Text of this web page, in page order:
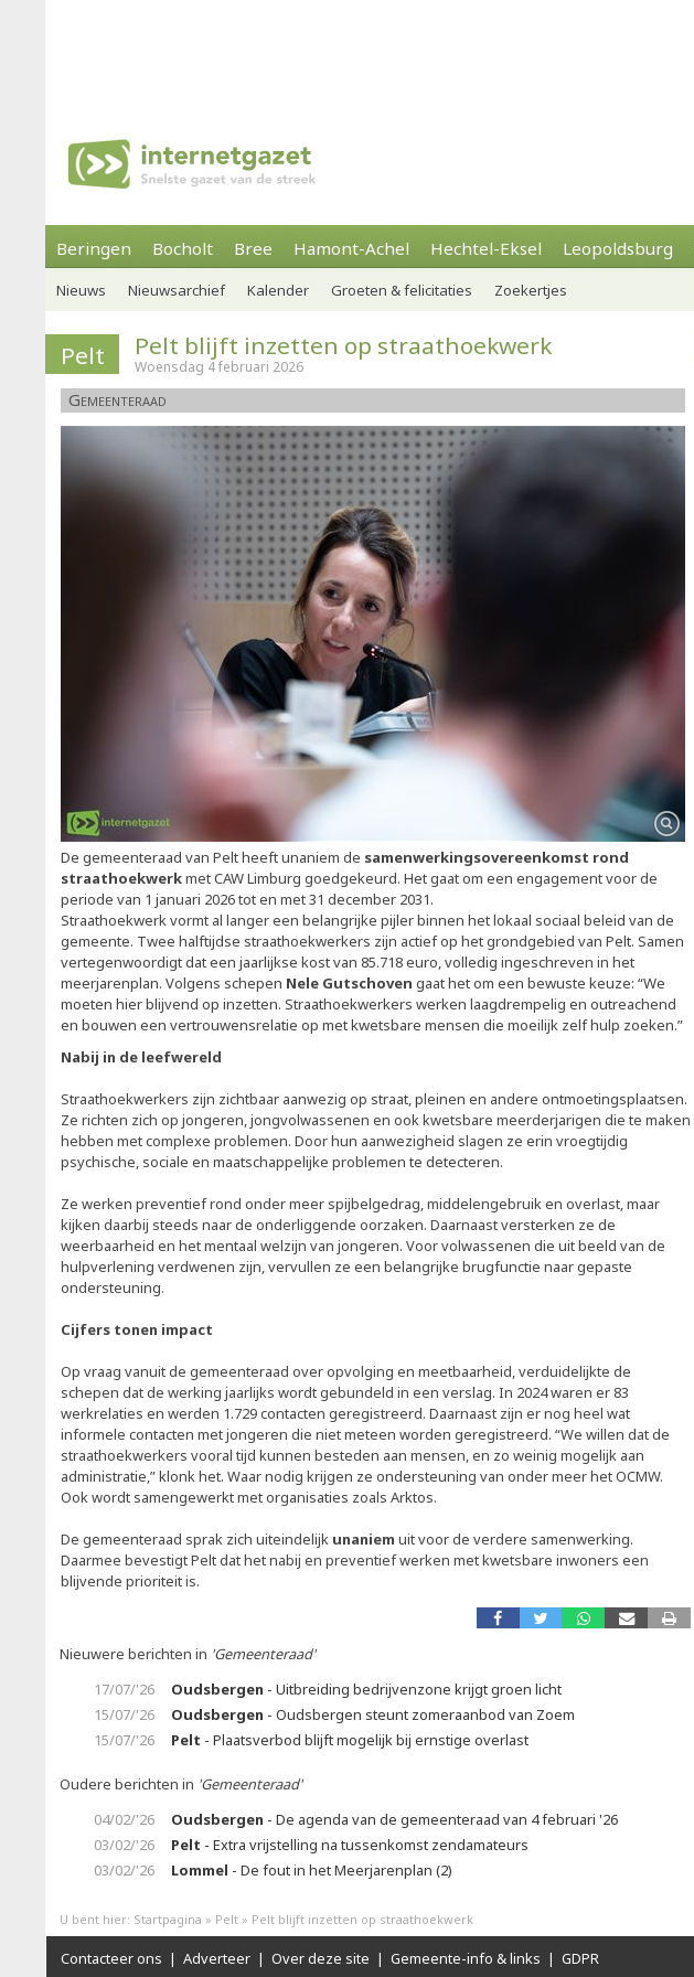
Beringen Bocholt Bree Hamont-Achel Hechtel-Eksel Leopoldsburg
Nieuws Nieuwsarchief Kalender Groeten & felicitaties Zoekertjes
Pelt Pelt blijft inzetten op straathoekwerk
Woensdag 4 februari 2026
Gemeenteraad
De gemeenteraad van Pelt heeft unaniem de samenwerkingsovereenkomst rond
straathoekwerkmet CAW Limburg goedgekeurd. Het gaat om een engagement voor de
periode van 1 januari 2026 tot en met 31 december 2031.
Straathoekwerk vormt al langer een belangrijke pijler binnen het lokaal sociaal beleid van de
gemeente. Twee halftijdse straathoekwerkers zijn actief op het grondgebied van Pelt. Samen
vertegenwoordigt dat een jaarlijkse kost van 85.718 euro, volledig ingeschreven in het
meerjarenplan. Volgens schepen Nele Gutschoven gaat het om een bewuste keuze: “We
moeten hier blijvend op inzetten. Straathoekwerkers werken laagdrempelig en outreachend
en bouwen een vertrouwensrelatie op met kwetsbare mensen die moeilijk zelf hulp zoeken.”
Nabij in de leefwereld
Straathoekwerkers zijn zichtbaar aanwezig op straat, pleinen en andere ontmoetingsplaatsen.
Ze richten zich op jongeren, jongvolwassenen en ook kwetsbare meerderjarigen die te maken
hebben met complexe problemen. Door hun aanwezigheid slagen ze erin vroegtijdig
psychische, sociale en maatschappelijke problemen te detecteren.
Ze werken preventief rond onder meer spijbelgedrag, middelengebruik en overlast, maar
kijken daarbij steeds naar de onderliggende oorzaken. Daarnaast versterken ze de
weerbaarheid en het mentaal welzijn van jongeren. Voor volwassenen die uit beeld van de
hulpverlening verdwenen zijn, vervullen ze een belangrijke brugfunctie naar gepaste
ondersteuning.
Cijfers tonen impact
Op vraag vanuit de gemeenteraad over opvolging en meetbaarheid, verduidelijkte de
schepen dat de werking jaarlijks wordt gebundeld in een verslag. In 2024 waren er 83
werkrelaties en werden 1.729 contacten geregistreerd. Daarnaast zijn er nog heel wat
informele contacten met jongeren die niet meteen worden geregistreerd. “We willen dat de
straathoekwerkers vooral tijd kunnen besteden aan mensen, en zo weinig mogelijk aan
administratie,” klonk het. Waar nodig krijgen ze ondersteuning van onder meer het OCMW.
Ook wordt samengewerkt met organisaties zoals Arktos.
De gemeenteraad sprak zich uiteindelijk unaniem uit voor de verdere samenwerking.
Daarmee bevestigt Pelt dat het nabij en preventief werken met kwetsbare inwoners een
blijvende prioriteit is.
Nieuwere berichten in 'Gemeenteraad'
17/07/'26
Oudsbergen - Uitbreiding bedrijvenzone krijgt groen licht
15/07/'26
Oudsbergen - Oudsbergen steunt zomeraanbod van Zoem
15/07/'26
Pelt - Plaatsverbod blijft mogelijk bij ernstige overlast
Oudere berichten in 'Gemeenteraad'
04/02/'26
Oudsbergen - De agenda van de gemeenteraad van 4 februari '26
03/02/'26
Pelt - Extra vrijstelling na tussenkomst zendamateurs
03/02/'26
Lommel - De fout in het Meerjarenplan (2)
U bent hier: Startpagina » Pelt » Pelt blijft inzetten op straathoekwerk
Contacteer ons | Adverteer | Over deze site | Gemeente-info & links | GDPR